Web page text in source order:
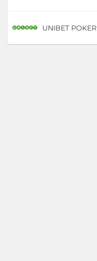
UNIBET POKER